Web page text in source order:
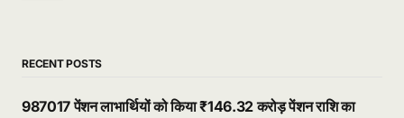
RECENT POSTS
987017 पेंशन लाभार्थियों को किया ₹146.32 करोड़ पेंशन राशि का